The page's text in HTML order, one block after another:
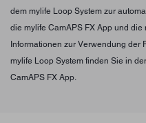
dem mylife Loop System zur
die mylife CamAPS FX App und
Informationen zur Verwendung der
mylife Loop System finden Sie in
CamAPS FX App.